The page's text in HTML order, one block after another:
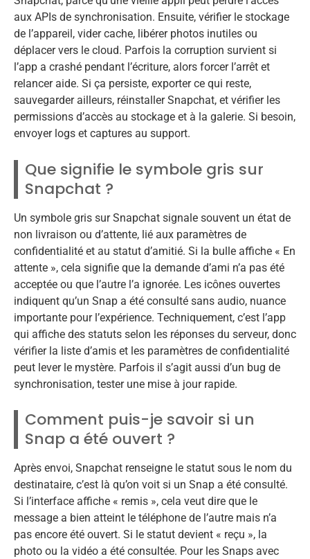
aux APIs de synchronisation. Ensuite, vérifier le stockage
de l’appareil, vider cache, libérer photos inutiles ou
déplacer vers le cloud. Parfois la corruption survient si
l’app a crashé pendant l’écriture, alors forcer l’arrêt et
relancer aide. Si ça persiste, exporter ce qui reste,
sauvegarder ailleurs, réinstaller Snapchat, et vérifier les
permissions d’accès au stockage et à la galerie. Si besoin,
envoyer logs et captures au support.
Que signifie le symbole gris sur
Snapchat ?
Un symbole gris sur Snapchat signale souvent un état de
non livraison ou d’attente, lié aux paramètres de
confidentialité et au statut d’amitié. Si la bulle affiche « En
attente », cela signifie que la demande d’ami n’a pas été
acceptée ou que l’autre l’a ignorée. Les icônes ouvertes
indiquent qu’un Snap a été consulté sans audio, nuance
importante pour l’expérience. Techniquement, c’est l’app
qui affiche des statuts selon les réponses du serveur, donc
vérifier la liste d’amis et les paramètres de confidentialité
peut lever le mystère. Parfois il s’agit aussi d’un bug de
synchronisation, tester une mise à jour rapide.
Comment puis-je savoir si un
Snap a été ouvert ?
Après envoi, Snapchat renseigne le statut sous le nom du
destinataire, c’est là qu’on voit si un Snap a été consulté.
Si l’interface affiche « remis », cela veut dire que le
message a bien atteint le téléphone de l’autre mais n’a
pas encore été ouvert. Si le statut devient « reçu », la
photo ou la vidéo a été consultée. Pour les Snaps avec